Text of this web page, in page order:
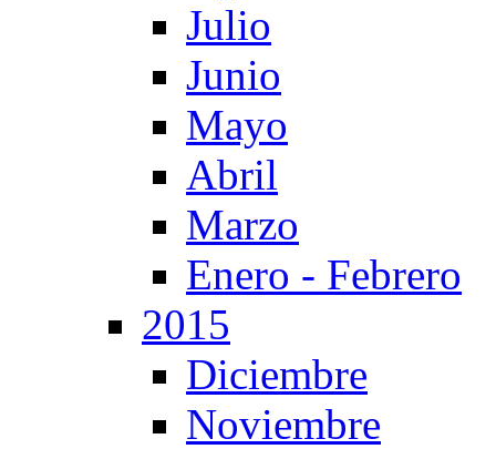
Julio
Junio
Mayo
Abril
Marzo
Enero - Febrero
2015
Diciembre
Noviembre